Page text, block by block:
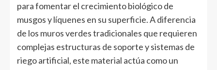
para fomentar el crecimiento biológico de
musgos y líquenes en su superficie. A diferencia
de los muros verdes tradicionales que requieren
complejas estructuras de soporte y sistemas de
riego artificial, este material actúa como un